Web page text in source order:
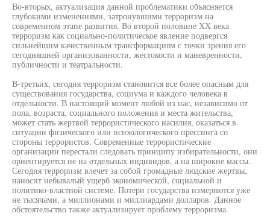
Во-вторых, актуализация данной проблематики объясняется
глубокими изменениями, затронувшими терроризм на
современном этапе развития. Во второй половине XX века
терроризм как социально-политическое явление подвергся
сильнейшим качественным трансформациям с точки зрения его
сегодняшней организованности, жестокости и маневренности,
публичности и театральности.
В-третьих, сегодня терроризм становится все более опасным для
существования государства, социума и каждого человека в
отдельности. В настоящий момент любой из нас, независимо от
пола, возраста, социального положения и места жительства,
может стать жертвой террористического насилия, оказаться в
ситуации физического или психологического прессинга со
стороны террористов. Современные террористические
организации перестали следовать принципу избирательности, они
ориентируется не на отдельных индивидов, а на широкие массы.
Сегодня терроризм влечет за собой громадные людские жертвы,
наносит небывалый ущерб экономической, социальной и
политико-властной системе. Потери государства измеряются уже
не тысячами, а миллионами и миллиардами долларов. Данное
обстоятельство также актуализирует проблему терроризма.